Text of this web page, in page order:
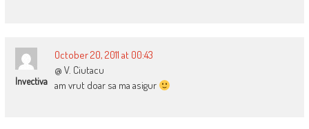
Invectiva
October 20, 2011 at 00:43
@ V. Ciutacu
am vrut doar sa ma asigur